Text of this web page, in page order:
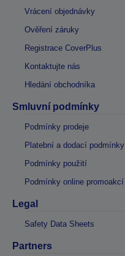
Vrácení objednávky
Ověření záruky
Registrace CoverPlus
Kontaktujte nás
Hledání obchodníka
Smluvní podmínky
Podmínky prodeje
Platební a dodací podmínky
Podmínky použití
Podmínky online promoakcí
Legal
Safety Data Sheets
Partners